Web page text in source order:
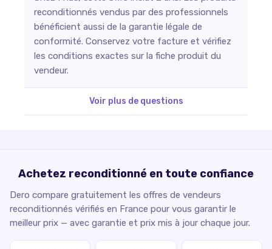
reconditionnés vendus par des professionnels
bénéficient aussi de la garantie légale de
conformité. Conservez votre facture et vérifiez
les conditions exactes sur la fiche produit du
vendeur.
Voir plus de questions
Achetez reconditionné en toute confiance
Dero compare gratuitement les offres de vendeurs
reconditionnés vérifiés en France pour vous garantir le
meilleur prix — avec garantie et prix mis à jour chaque jour.